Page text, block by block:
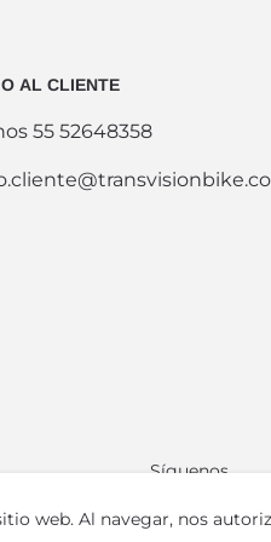
AL CLIENTE
55 52648358
Síguenos
web. Al navegar, nos